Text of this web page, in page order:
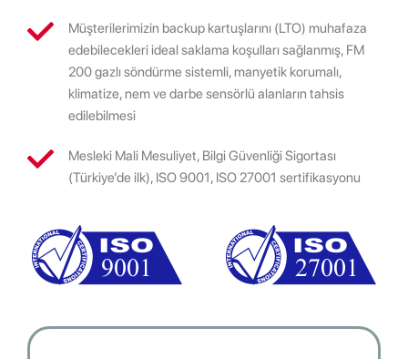
Müşterilerimizin backup kartuşlarını (LTO) muhafaza
edebilecekleri ideal saklama koşulları sağlanmış, FM
200 gazlı söndürme sistemli, manyetik korumalı,
klimatize, nem ve darbe sensörlü alanların tahsis
edilebilmesi
Mesleki Mali Mesuliyet, Bilgi Güvenliği Sigortası
(Türkiye’de ilk), ISO 9001, ISO 27001 sertifikasyonu